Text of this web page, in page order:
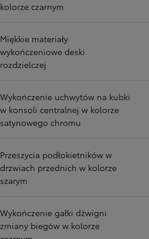
kolorze czarnym
Miękkie materiały
wykończeniowe deski
rozdzielczej
Wykończenie uchwytów na kubki
w konsoli centralnej w kolorze
satynowego chromu
Przeszycia podłokietników w
drzwiach przednich w kolorze
szarym
Wykończenie gałki dźwigni
zmiany biegów w kolorze